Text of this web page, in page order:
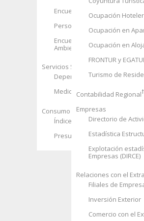
Encuesta de Condiciones de
Personas sin Hogar
Encuesta Social 2008. Hogares
Ambiente
Servicios Sociales
Dependencia
Recursos
Medidas de Protección a la
Consumo de los hogares
Índice de Precios de Consumo
Presupuestos Familiares
Ocupación
Ocupación en
Ocupación en
FRONTUR y
Turismo de
Contabilidad Regional
Empresas
Directorio de
Estadística
Explotación
Empresas (DIRCE)
Relaciones con el
Filiales de
Inversión Exterior
Comercio con el